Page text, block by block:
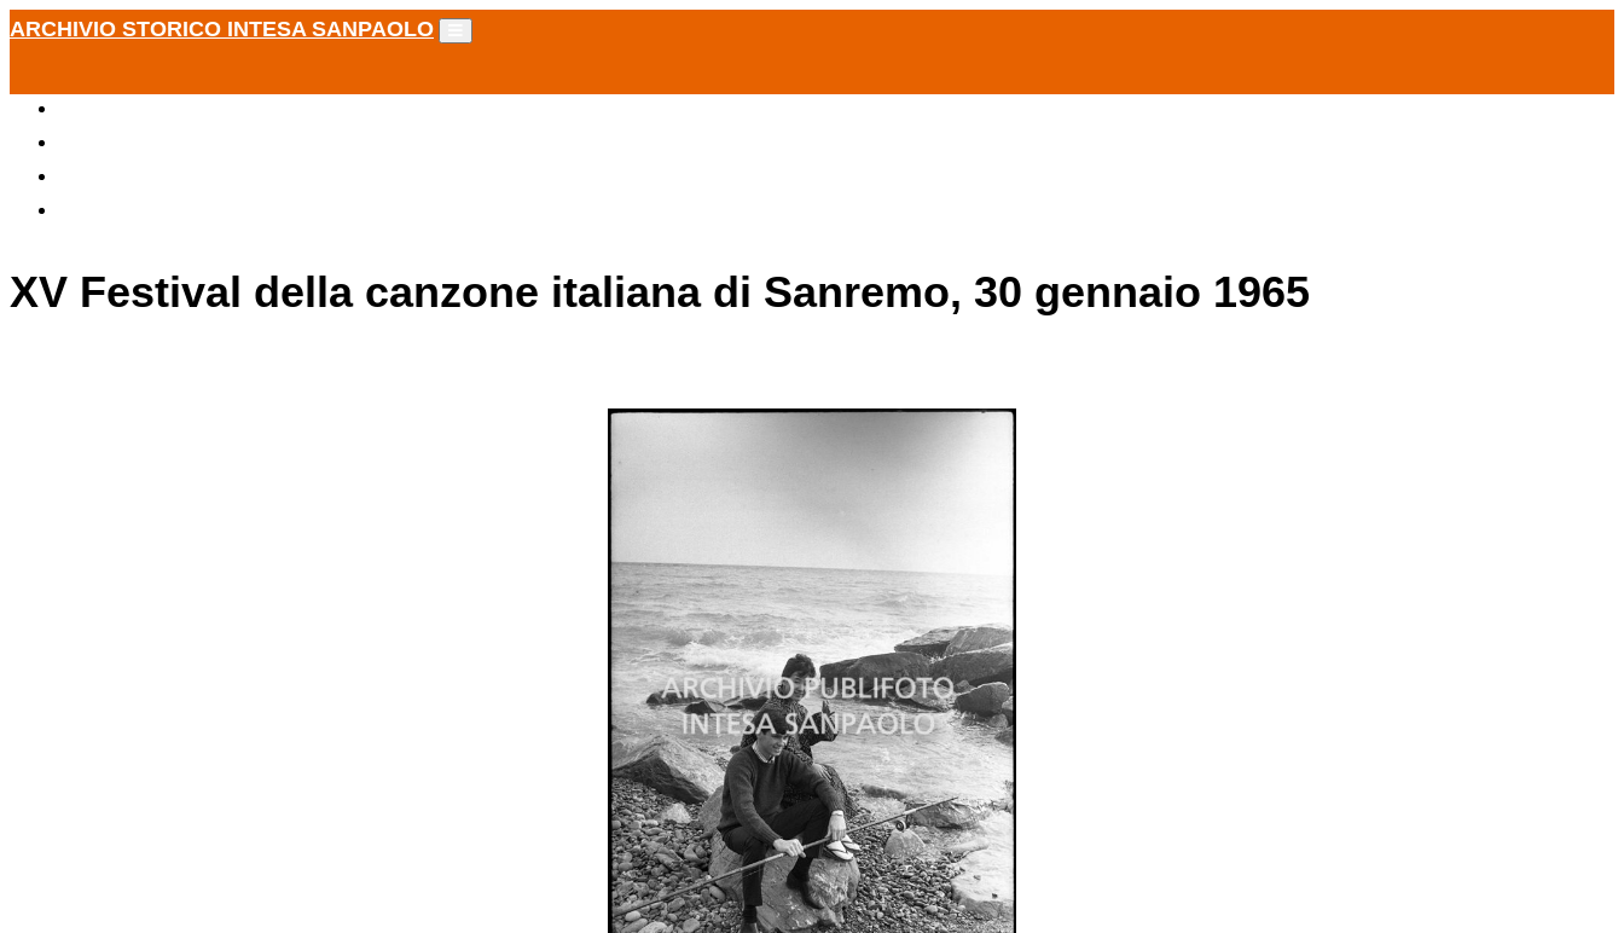
ARCHIVIO STORICO INTESA SANPAOLO
XV Festival della canzone italiana di Sanremo, 30 gennaio 1965